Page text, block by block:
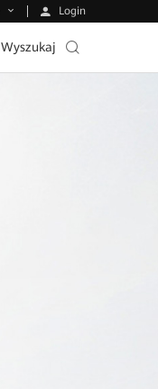
Login
Wyszukaj